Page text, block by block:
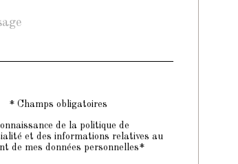
* Champs obligatoires
de la politique de
et des informations relatives au
de mes données personnelles*